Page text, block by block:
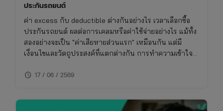
ประกันรถยนต์
ค่า excess กับ deductible ต่างกันอย่างไร เวลาเลือกซื้อ
ประกันรถยนต์ ผลต่อการเคลมหรือค่าใช้จ่ายอย่างไร แม้ทั้ง
สองอย่างจะเป็น "ค่าเสียหายส่วนแรก" เหมือนกัน แต่มี
เงื่อนไขและวัตถุประสงค์ที่แตกต่างกัน การทำความเข้าใจ
ไม่พลาดย้อนหลัง
schedule 17 / 06 / 2569